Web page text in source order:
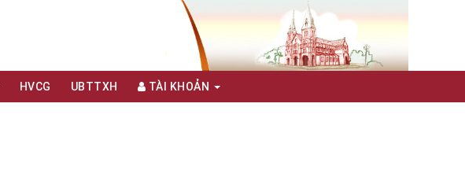
HVCG UBTTXH TÀI KHOẢN